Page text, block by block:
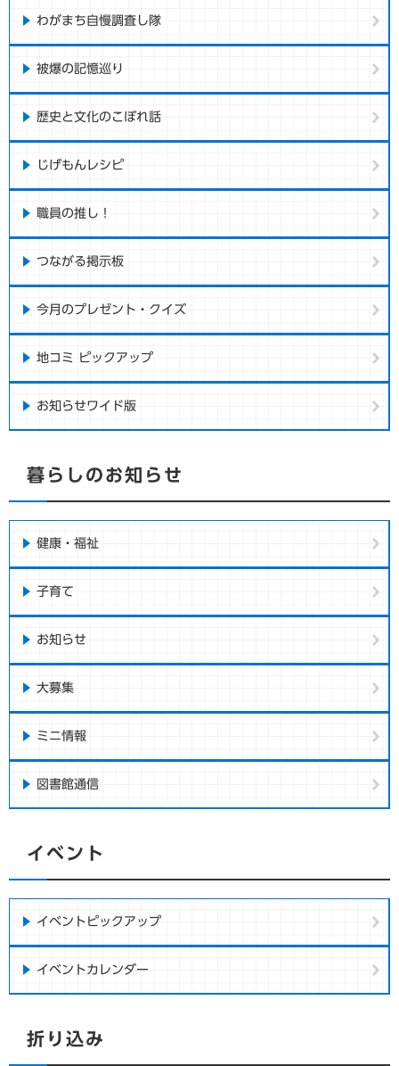
わがまち自慢調査し隊
被爆の記憶巡り
歴史と文化のこぼれ話
じげもんレシピ
職員の推し！
つながる掲示板
今月のプレゼント・クイズ
地コミ ピックアップ
お知らせワイド版
暮らしのお知らせ
健康・福祉
子育て
お知らせ
大募集
ミニ情報
図書館通信
イベント
イベントピックアップ
イベントカレンダー
折り込み